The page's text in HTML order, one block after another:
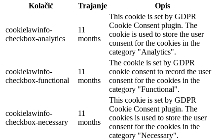
Kolačić
Trajanje Opis
cookielawinfo-
checkbox-analytics
11
months
This cookie is set by GDPR
Cookie Consent plugin. The
cookie is used to store the user
consent for the cookies in the
category "Analytics".
cookielawinfo-
checkbox-functional
11
months
The cookie is set by GDPR
cookie consent to record the user
consent for the cookies in the
category "Functional".
cookielawinfo-
checkbox-necessary
11
months
This cookie is set by GDPR
Cookie Consent plugin. The
cookies is used to store the user
consent for the cookies in the
category "Necessary".